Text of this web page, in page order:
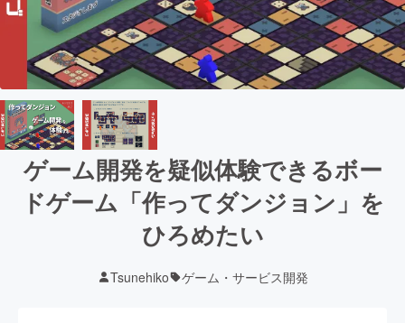
ゲーム開発を疑似体験できるボー
ドゲーム「作ってダンジョン」を
ひろめたい
Tsunehiko ゲーム・サービス開発